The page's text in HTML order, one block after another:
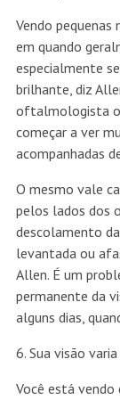
Vendo pequenas
em quando
especialmente
brilhante, diz
oftalmologista o
começar a ver
acompanhadas
O mesmo vale
pelos lados dos
descolamento
levantada ou
Allen. É um
permanente da
alguns dias,
6. Sua visão varia
Você está